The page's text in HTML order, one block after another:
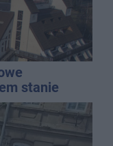
stanie